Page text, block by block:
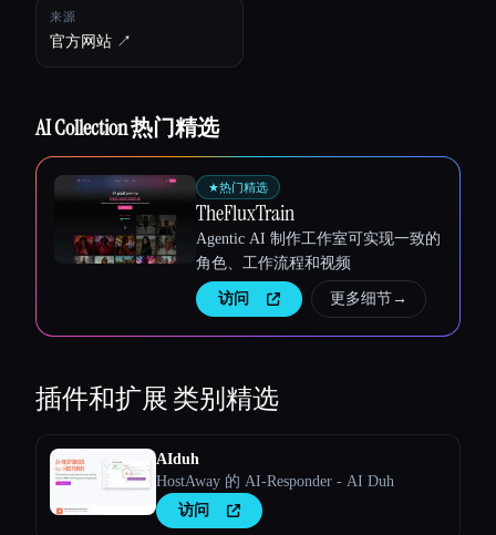
来源
官方网站 ↗︎
AI Collection 热门精选
★热门精选
TheFluxTrain
Agentic AI 制作工作室可实现一致的
角色、工作流程和视频
访问 更多细节→
插件和扩展 类别精选
AIduh
HostAway 的 AI-Responder - AI Duh
访问